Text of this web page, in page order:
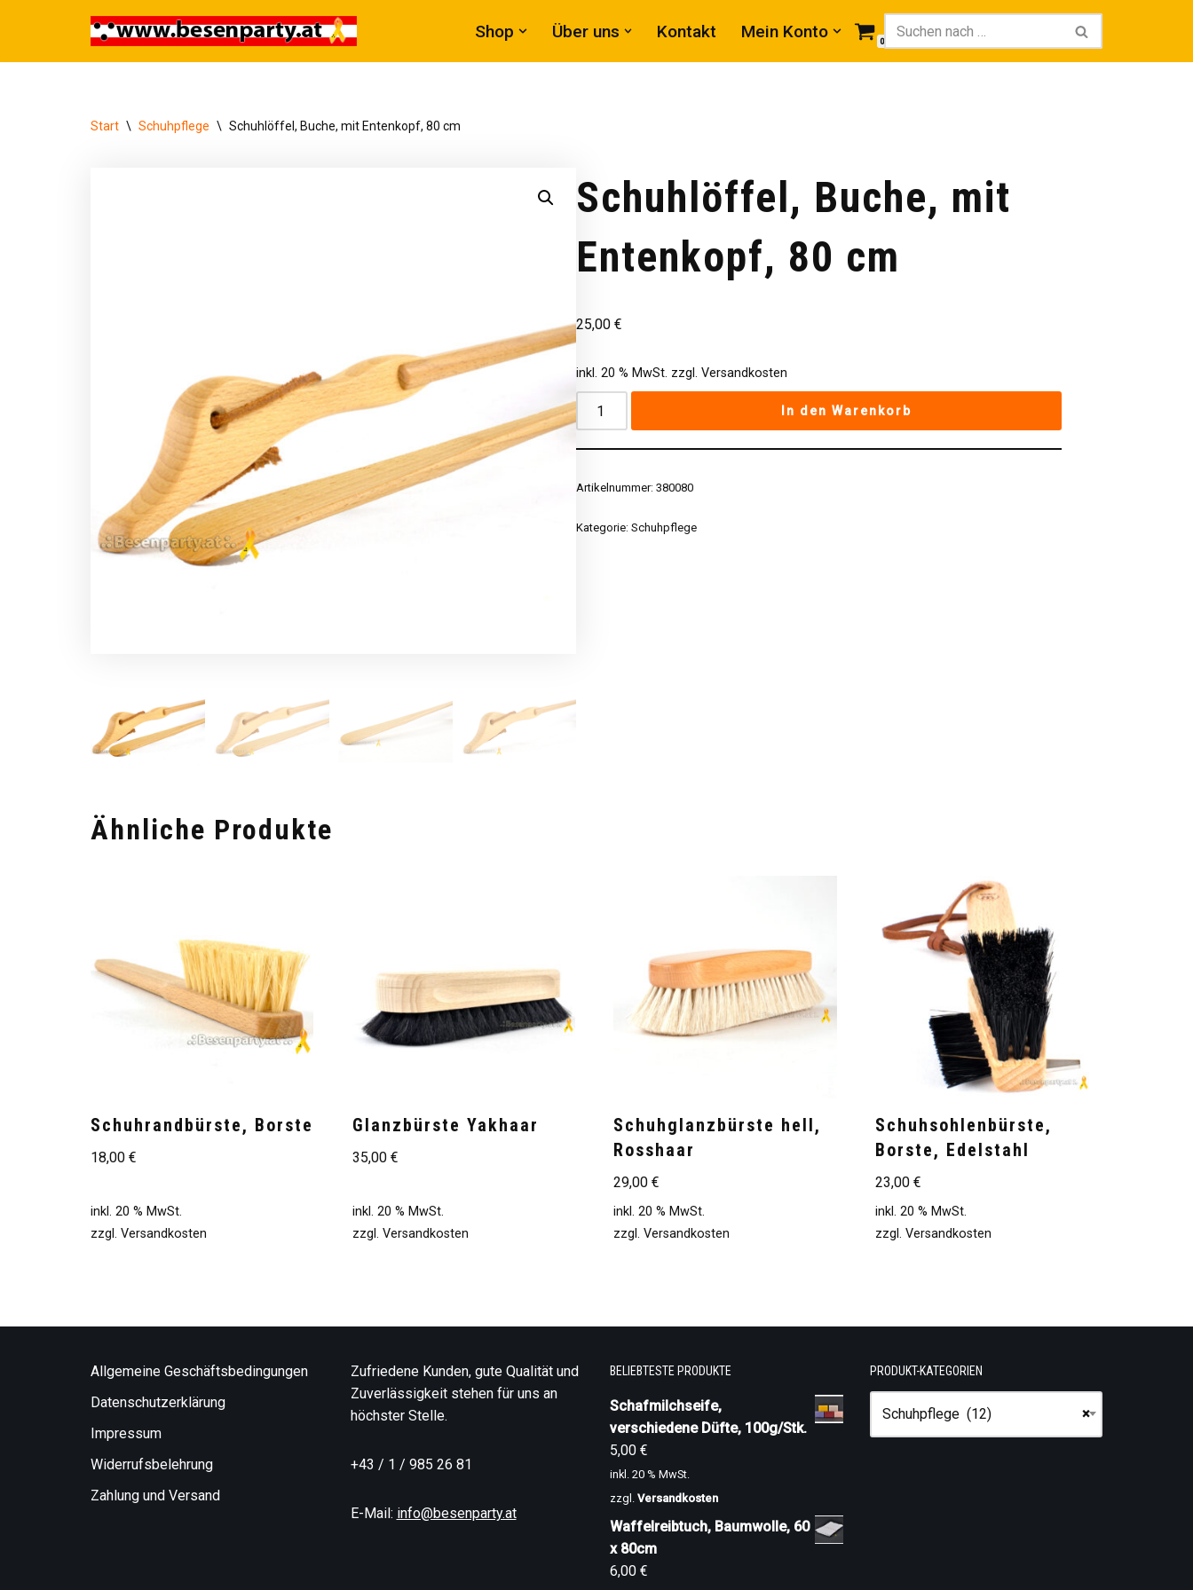
Shop Über uns Kontakt Mein Konto 0
Start \ Schuhpflege \ Schuhlöffel, Buche, mit Entenkopf, 80 cm
Schuhlöffel, Buche, mit
Entenkopf, 80 cm
25,00€
inkl. 20 % MwSt. zzgl.Versandkosten
In den Warenkorb
Artikelnummer:380080
Kategorie:Schuhpflege
Ähnliche Produkte
Schuhrandbürste, Borste
18,00 €
inkl. 20 % MwSt.
zzgl. Versandkosten
Glanzbürste Yakhaar
35,00 €
inkl. 20 % MwSt.
zzgl. Versandkosten
Schuhglanzbürste hell,
Rosshaar
29,00€
inkl. 20 % MwSt.
zzgl.Versandkosten
Schuhsohlenbürste,
Borste, Edelstahl
23,00€
inkl. 20 % MwSt.
zzgl.Versandkosten
Allgemeine Geschäftsbedingungen
Datenschutzerklärung
Impressum
Widerrufsbelehrung
Zahlung und Versand
Zufriedene Kunden, gute Qualität und
Zuverlässigkeit stehen für uns an
höchster Stelle.
+43 / 1 / 985 26 81
E-Mail: info@besenparty.at
BELIEBTESTE PRODUKTE
Schafmilchseife,
verschiedene Düfte, 100g/Stk.
5,00 €
inkl. 20 % MwSt.
zzgl. Versandkosten
Waffelreibtuch, Baumwolle, 60
x 80cm
6,00 €
PRODUKT-KATEGORIEN
×
Schuhpflege (12)